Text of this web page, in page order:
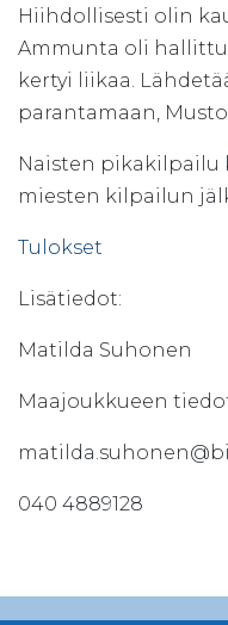
Hiihdollisesti olin
Ammunta oli
kertyi liikaa.
parantamaan,
Naisten pikakilpailu
miesten kilpailun
Tulokset
Lisätiedot:
Matilda Suhonen
Maajoukkueen
040 4889128